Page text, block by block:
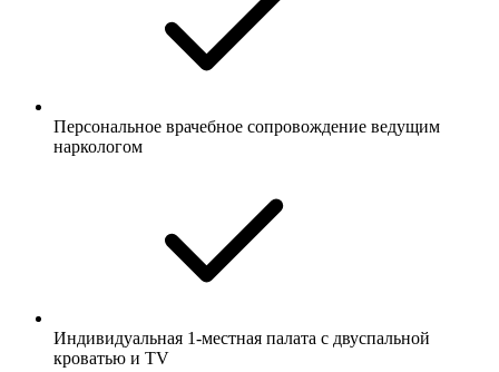
Персональное врачебное сопровождение ведущим
наркологом
Индивидуальная 1-местная палата с двуспальной
кроватью и TV